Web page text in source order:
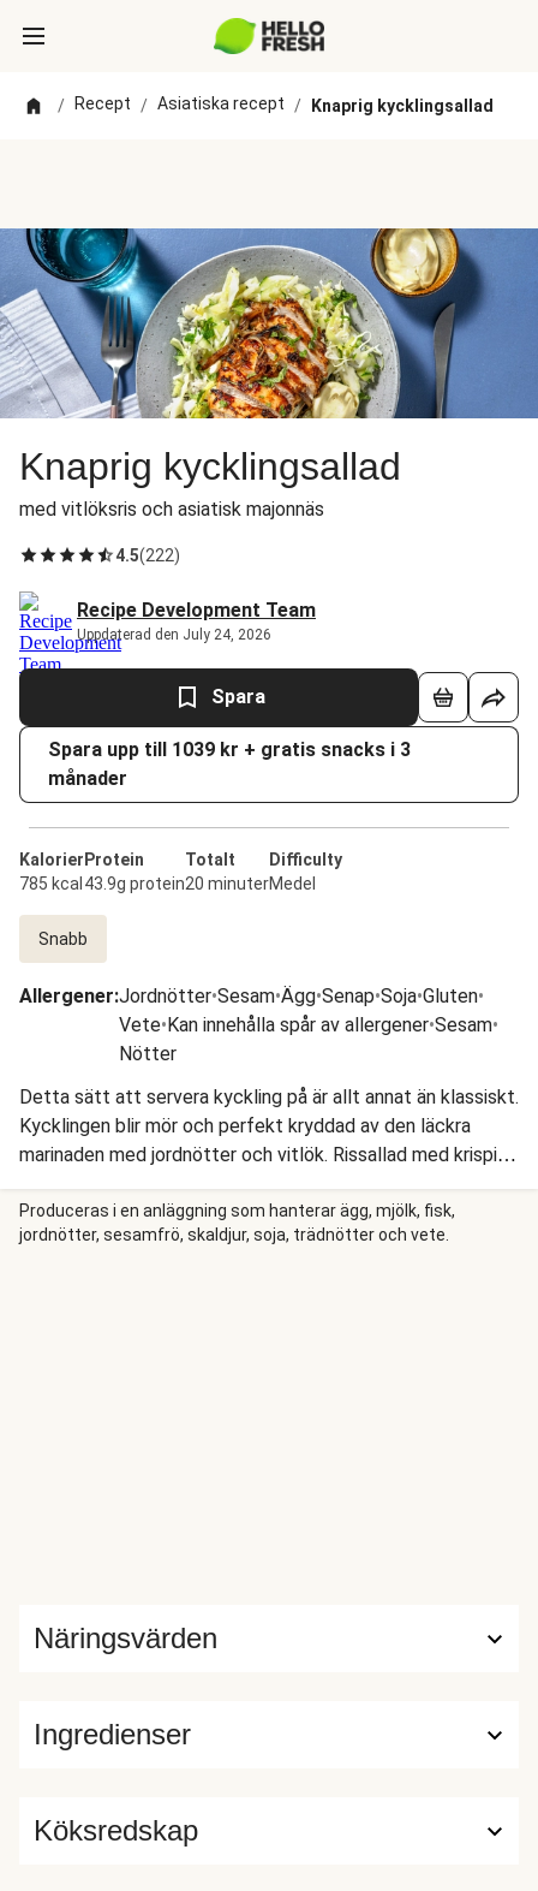
/ Recept / Asiatiska recept / Knaprig kycklingsallad
Knaprig kycklingsallad
med vitlöksris och asiatisk majonnäs
4.5(222)
Recipe Development Team
Uppdaterad den July 24, 2026
Spara
Spara upp till 1039 kr + gratis snacks i 3
månader
Kalorier
785 kcal
Protein
43.9g protein
Totalt
20 minuter
Difficulty
Medel
Snabb
Allergener:Jordnötter•Sesam•Ägg•Senap•Soja•Gluten•
Vete•Kan innehålla spår av allergener•Sesam•
Nötter
Detta sätt att servera kyckling på är allt annat än klassiskt.
Kycklingen blir mör och perfekt kryddad av den läckra
marinaden med jordnötter och vitlök. Rissallad med krispiga
grönsaker och krämig asiatisk majonnäs passar perfekt till.
Produceras i en anläggning som hanterar ägg, mjölk, fisk,
jordnötter, sesamfrö, skaldjur, soja, trädnötter och vete.
Ingredienser
Näringsvärden
Köksredskap